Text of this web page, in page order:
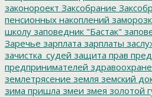
законороект Заксобрание
пенсионных накоплений
школу заповедник "Бастак"
Заречье зарплата зарплаты
зачистка_судей защита прав
предпринимателей
землетрясение земля земский
зима пришла змеи змея золотой